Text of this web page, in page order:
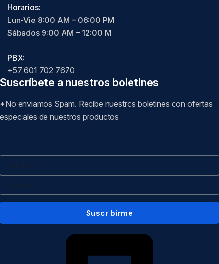
Horarios:
Lun-Vie 8:00 AM – 06:00 PM
Sábados 9:00 AM – 12:00 M
PBX:
+57 601 702 7670
Suscríbete a nuestros boletines
*No enviamos Spam. Recibe nuestros boletines con ofertas
especiales de nuestros productos
Suscribirme